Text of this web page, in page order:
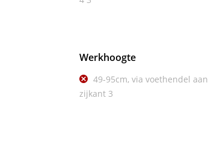
Werkhoogte
49-95cm, via voethendel aan
zijkant 3